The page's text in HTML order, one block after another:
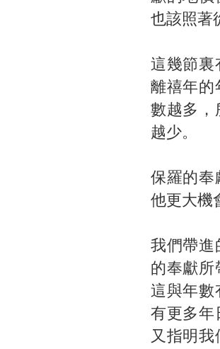
也該照著
這幾節裏
離禧年的
數越多，
越少。
保羅的奉
他更大機
我們帶進
的奉獻所
這與年數
有更多年
又指明